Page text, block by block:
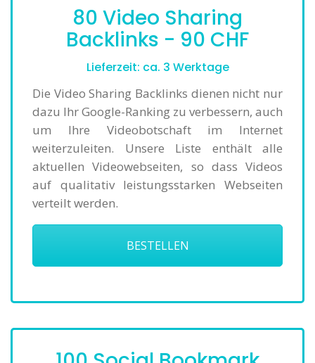
80 Video Sharing
Backlinks - 90 CHF
Lieferzeit: ca. 3 Werktage
Die Video Sharing Backlinks dienen nicht nur
dazu Ihr Google-Ranking zu verbessern, auch
um Ihre Videobotschaft im Internet
weiterzuleiten. Unsere Liste enthält alle
aktuellen Videowebseiten, so dass Videos
auf qualitativ leistungsstarken Webseiten
verteilt werden.
BESTELLEN